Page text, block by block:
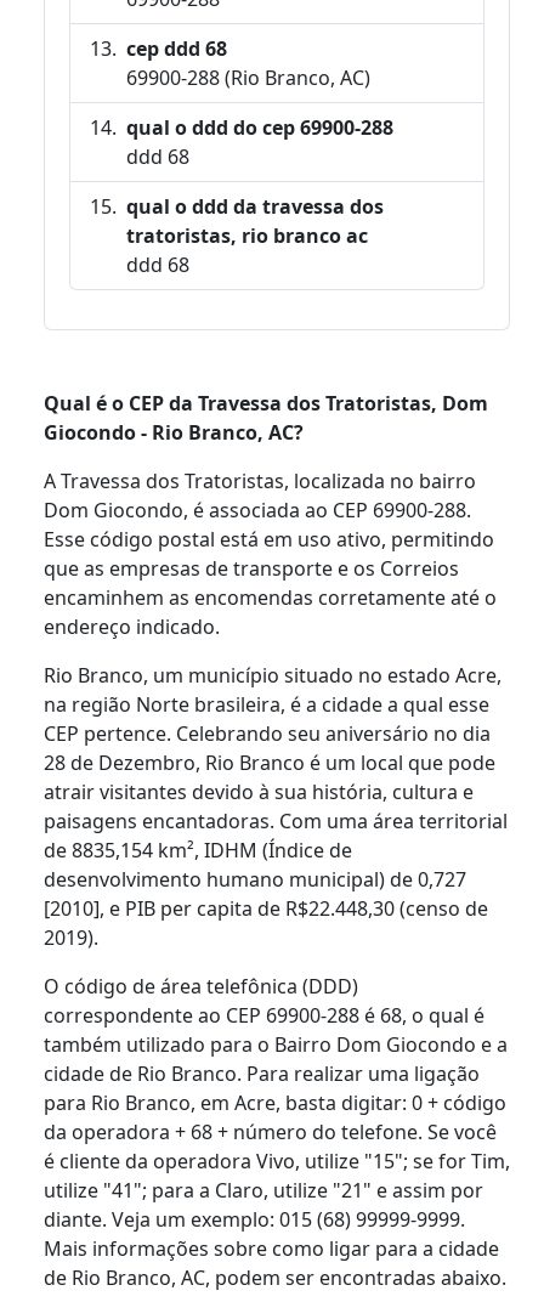
cep ddd 68
69900-288 (Rio Branco, AC)
qual o ddd do cep 69900-288
ddd 68
qual o ddd da travessa dos
tratoristas, rio branco ac
ddd 68
Qual é o CEP da Travessa dos Tratoristas, Dom
Giocondo - Rio Branco, AC?
A Travessa dos Tratoristas, localizada no bairro
Dom Giocondo, é associada ao CEP 69900-288.
Esse código postal está em uso ativo, permitindo
que as empresas de transporte e os Correios
encaminhem as encomendas corretamente até o
endereço indicado.
Rio Branco, um município situado no estado Acre,
na região Norte brasileira, é a cidade a qual esse
CEP pertence. Celebrando seu aniversário no dia
28 de Dezembro, Rio Branco é um local que pode
atrair visitantes devido à sua história, cultura e
paisagens encantadoras. Com uma área territorial
de 8835,154 km², IDHM (Índice de
desenvolvimento humano municipal) de 0,727
[2010], e PIB per capita de R$22.448,30 (censo de
2019).
O código de área telefônica (DDD)
correspondente ao CEP 69900-288 é 68, o qual é
também utilizado para o Bairro Dom Giocondo e a
cidade de Rio Branco. Para realizar uma ligação
para Rio Branco, em Acre, basta digitar: 0 + código
da operadora + 68 + número do telefone. Se você
é cliente da operadora Vivo, utilize "15"; se for Tim,
utilize "41"; para a Claro, utilize "21" e assim por
diante. Veja um exemplo: 015 (68) 99999-9999.
Mais informações sobre como ligar para a cidade
de Rio Branco, AC, podem ser encontradas abaixo.